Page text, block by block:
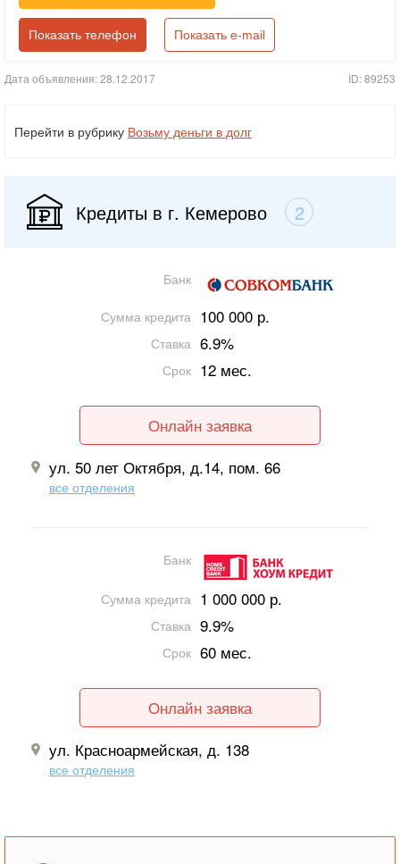
Показать телефон Показать e-mail
Дата объявления: 28.12.2017 ID: 89253
Перейти в рубрику Возьму деньги в долг
Кредиты в г. Кемерово 2
Банк
Сумма кредита 100 000 р.
Ставка 6.9%
Срок 12 мес.
Онлайн заявка
ул. 50 лет Октября, д.14, пом. 66
все отделения
Банк
Сумма кредита 1 000 000 р.
Ставка 9.9%
Срок 60 мес.
Онлайн заявка
ул. Красноармейская, д. 138
все отделения